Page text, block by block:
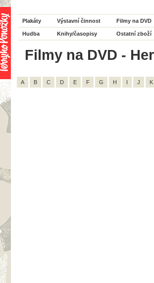
Plakáty Výstavní činnost Filmy na DVD
Hudba Knihy/časopisy Ostatní zboží
Filmy na DVD -
A B C D E F G H I J K